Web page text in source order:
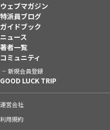
ウェブマガジン
特派員ブログ
ガイドブック
ニュース
著者一覧
コミュニティ
新規会員登録
GOOD LUCK TRIP
運営会社
利用規約